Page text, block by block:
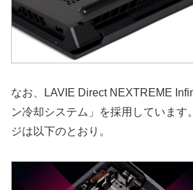
なお、LAVIE Direct NEXTREME
ン冷却システム」を採用しています
ジは以下のとおり。